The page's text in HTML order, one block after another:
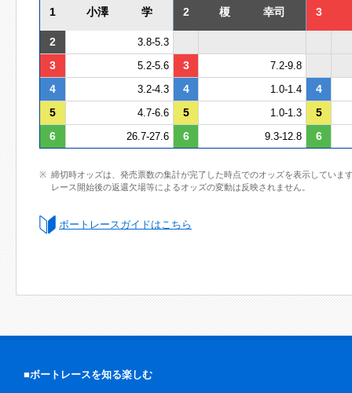
1 小澤 学 2 榎 幸司 3
2 3.8-5.3
3 5.2-5.6 3 7.2-9.8
4 3.2-4.3 4 1.0-1.4
4
5
4.7-6.6 5 1.0-1.3
5
6
26.7-27.6 6 9.3-12.8 6
締切時オッズは、発売票数の集計が完了した時点でのオッズを表示していま
レース開始後の返還欠場等によるオッズの変動は反映されません。
ボートレースガイドはこちら
■ボートレースを知る楽しむ